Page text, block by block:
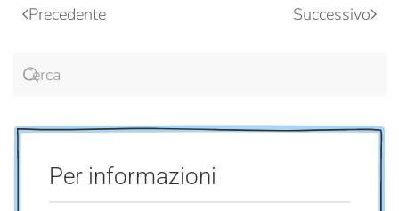
Precedente Successivo
Per informazioni